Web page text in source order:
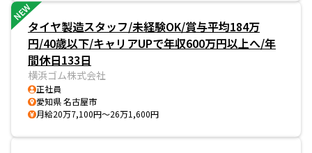
NEW
タイヤ製造スタッフ/未経験OK/賞与平均184万
円/40歳以下/キャリアUPで年収600万円以上へ/年
間休日133日
横浜ゴム株式会社
正社員
愛知県 名古屋市
月給20万7,100円～26万1,600円